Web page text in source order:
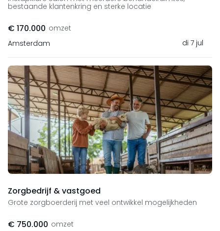
bestaande klantenkring en sterke locatie
€ 170.000 omzet
Amsterdam
di 7 jul
Zorgbedrijf & vastgoed
Grote zorgboerderij met veel ontwikkel mogelijkheden
€ 750.000 omzet